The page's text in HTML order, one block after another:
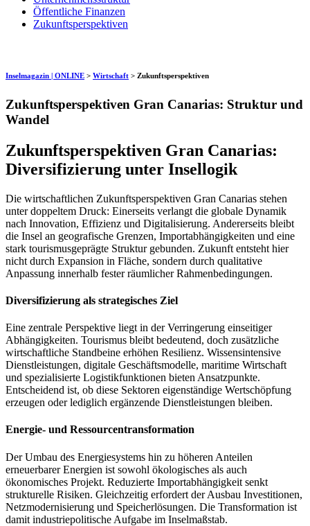
Öffentliche Finanzen
Zukunftsperspektiven
Inselmagazin | ONLINE > Wirtschaft > Zukunftsperspektiven
Zukunftsperspektiven Gran Canarias: Struktur und
Wandel
Zukunftsperspektiven Gran Canarias:
Diversifizierung unter Insellogik
Die wirtschaftlichen Zukunftsperspektiven Gran Canarias stehen
unter doppeltem Druck: Einerseits verlangt die globale Dynamik
nach Innovation, Effizienz und Digitalisierung. Andererseits bleibt
die Insel an geografische Grenzen, Importabhängigkeiten und eine
stark tourismusgeprägte Struktur gebunden. Zukunft entsteht hier
nicht durch Expansion in Fläche, sondern durch qualitative
Anpassung innerhalb fester räumlicher Rahmenbedingungen.
Diversifizierung als strategisches Ziel
Eine zentrale Perspektive liegt in der Verringerung einseitiger
Abhängigkeiten. Tourismus bleibt bedeutend, doch zusätzliche
wirtschaftliche Standbeine erhöhen Resilienz. Wissensintensive
Dienstleistungen, digitale Geschäftsmodelle, maritime Wirtschaft
und spezialisierte Logistikfunktionen bieten Ansatzpunkte.
Entscheidend ist, ob diese Sektoren eigenständige Wertschöpfung
erzeugen oder lediglich ergänzende Dienstleistungen bleiben.
Energie- und Ressourcentransformation
Der Umbau des Energiesystems hin zu höheren Anteilen
erneuerbarer Energien ist sowohl ökologisches als auch
ökonomisches Projekt. Reduzierte Importabhängigkeit senkt
strukturelle Risiken. Gleichzeitig erfordert der Ausbau Investitionen,
Netzmodernisierung und Speicherlösungen. Die Transformation ist
damit industriepolitische Aufgabe im Inselmaßstab.